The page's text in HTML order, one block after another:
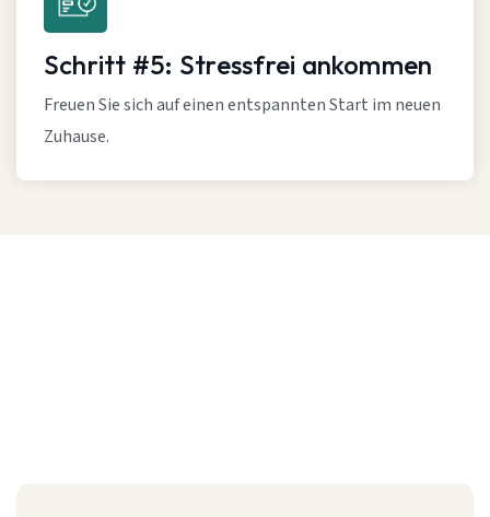
Schritt #5: Stressfrei ankommen
Freuen Sie sich auf einen entspannten Start im neuen
Zuhause.